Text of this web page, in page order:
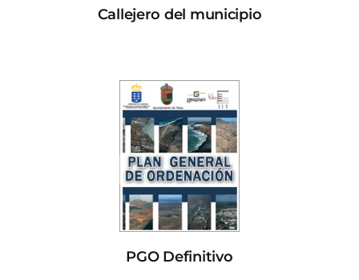
Callejero del municipio
PGO Definitivo